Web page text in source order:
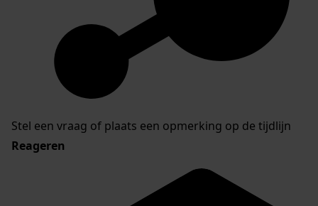
Stel een vraag of plaats een opmerking op de tijdlijn
Reageren